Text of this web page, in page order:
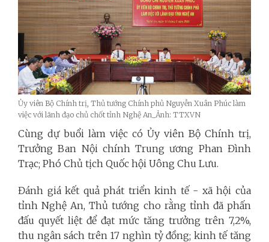
Ủy viên Bộ Chính trị, Thủ tướng Chính phủ Nguyễn Xuân Phúc làm
việc với lãnh đạo chủ chốt tỉnh Nghệ An_Ảnh: TTXVN
Cùng dự buổi làm việc có Ủy viên Bộ Chính trị,
Trưởng Ban Nội chính Trung ương Phan Đình
Trạc; Phó Chủ tịch Quốc hội Uông Chu Lưu.
Đánh giá kết quả phát triển kinh tế - xã hội của
tỉnh Nghệ An, Thủ tướng cho rằng tỉnh đã phấn
đấu quyết liệt để đạt mức tăng trưởng trên 7,2%,
thu ngân sách trên 17 nghìn tỷ đồng; kinh tế tăng